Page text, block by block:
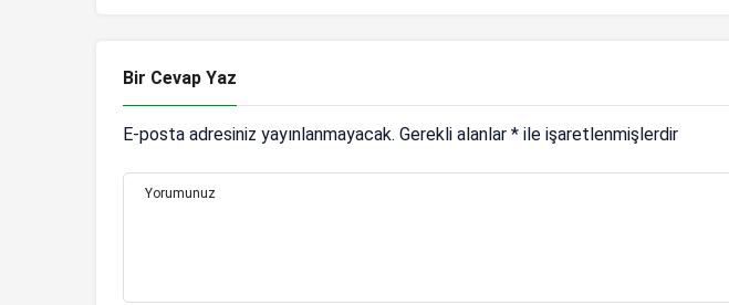
Bir Cevap Yaz
E-posta adresiniz yayınlanmayacak. Gerekli alanlar * ile işaretlenmişlerdir
Yorumunuz